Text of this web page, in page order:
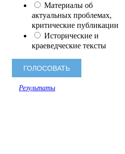
Материалы об
актуальных проблемах,
критические публикации
Исторические и
краеведческие тексты
Результаты